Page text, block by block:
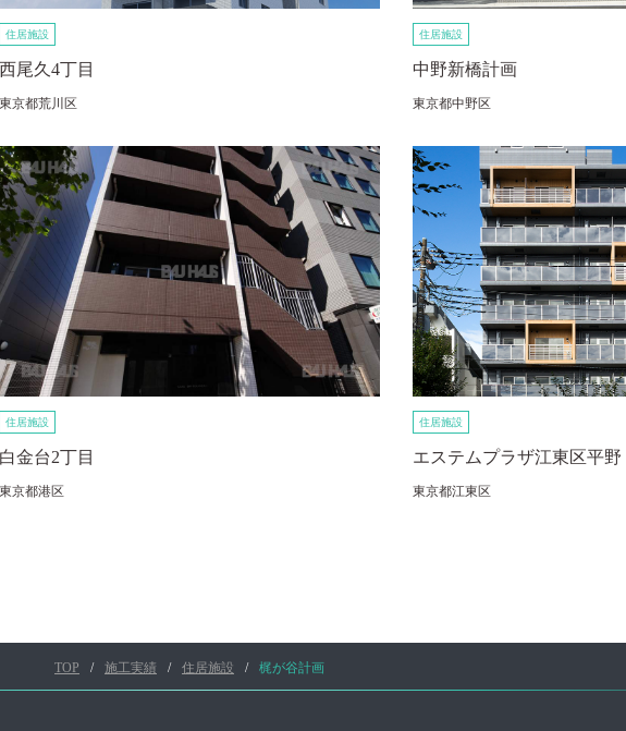
住居施設
西尾久4丁目
東京都荒川区
住居施設
中野新橋計画
東京都中野区
住居施設
白金台2丁目
東京都港区
住居施設
エステムプラザ江東区平野
東京都江東区
TOP 施工実績 住居施設 梶が谷計画